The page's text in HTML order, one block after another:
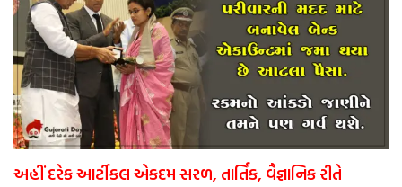
અહીં દરેક આર્ટીકલ એકદમ સરળ, તાર્તિક, વૈજ્ઞાનિક રીતે